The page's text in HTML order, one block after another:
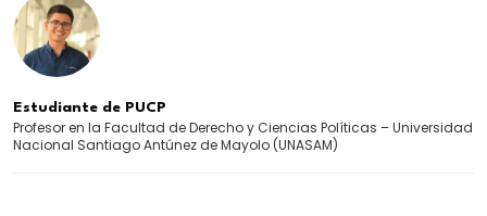
Estudiante de PUCP
Profesor en la Facultad de Derecho y Ciencias Políticas – Universidad
Nacional Santiago Antúnez de Mayolo (UNASAM)